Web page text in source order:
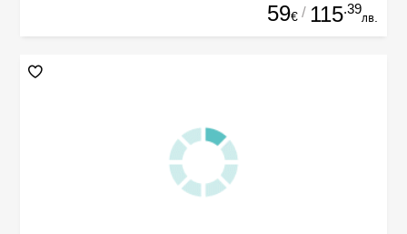
59€ / 115.39
лв.